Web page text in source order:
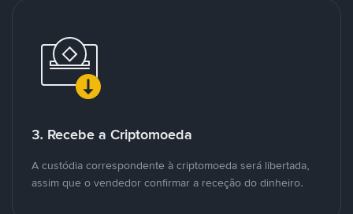
3. Recebe a Criptomoeda
A custódia correspondente à criptomoeda será libertada,
assim que o vendedor confirmar a receção do dinheiro.